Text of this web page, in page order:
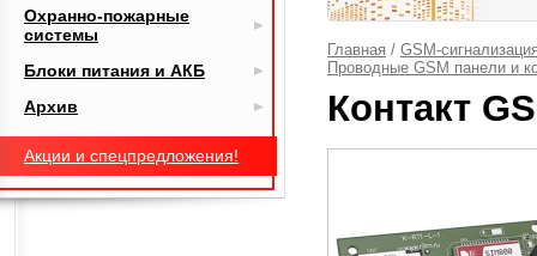
Главная / GSM-
Проводные GSM панели и
Контакт
Охранно-пожарные
системы
Блоки питания и АКБ
Архив
Акции и спецпредложения!